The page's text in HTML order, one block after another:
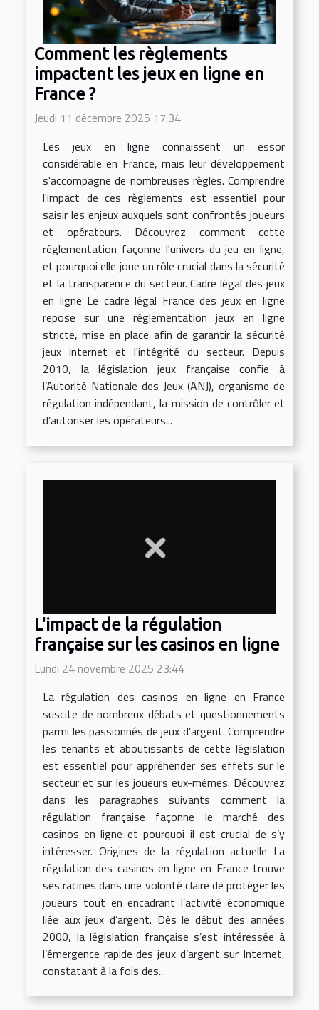
Comment les règlements
impactent les jeux en ligne en
France ?
Jeudi 11 décembre 2025 17:34
Les jeux en ligne connaissent un essor
considérable en France, mais leur développement
s'accompagne de nombreuses règles. Comprendre
l'impact de ces règlements est essentiel pour
saisir les enjeux auxquels sont confrontés joueurs
et opérateurs. Découvrez comment cette
réglementation façonne l'univers du jeu en ligne,
et pourquoi elle joue un rôle crucial dans la sécurité
et la transparence du secteur. Cadre légal des jeux
en ligne Le cadre légal France des jeux en ligne
repose sur une réglementation jeux en ligne
stricte, mise en place afin de garantir la sécurité
jeux internet et l'intégrité du secteur. Depuis
2010, la législation jeux française confie à
l’Autorité Nationale des Jeux (ANJ), organisme de
régulation indépendant, la mission de contrôler et
d’autoriser les opérateurs...
L'impact de la régulation
française sur les casinos en ligne
Lundi 24 novembre 2025 23:44
La régulation des casinos en ligne en France
suscite de nombreux débats et questionnements
parmi les passionnés de jeux d’argent. Comprendre
les tenants et aboutissants de cette législation
est essentiel pour appréhender ses effets sur le
secteur et sur les joueurs eux-mêmes. Découvrez
dans les paragraphes suivants comment la
régulation française façonne le marché des
casinos en ligne et pourquoi il est crucial de s’y
intéresser. Origines de la régulation actuelle La
régulation des casinos en ligne en France trouve
ses racines dans une volonté claire de protéger les
joueurs tout en encadrant l’activité économique
liée aux jeux d’argent. Dès le début des années
2000, la législation française s’est intéressée à
l’émergence rapide des jeux d’argent sur Internet,
constatant à la fois des...